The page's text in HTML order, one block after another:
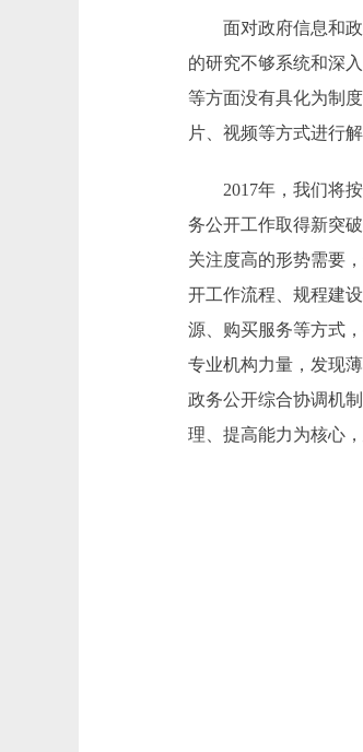
面对政府信息和政
的研究不够系统和深
等方面没有具化为制
片、视频等方式进行
2017年，我们将按
务公开工作取得新突
关注度高的形势需要
开工作流程、规程建
源、购买服务等方式
专业机构力量，发现
政务公开综合协调机
理、提高能力为核心